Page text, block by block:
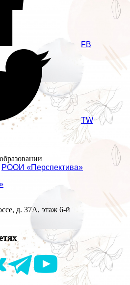
FB
TW
РООИ «Перспектива»
д. 37А, этаж 6-й